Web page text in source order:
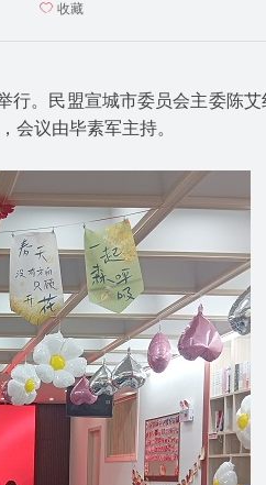
。民盟宣城市委员会主委陈艾
会议由毕素军主持。
ꄀ 收藏